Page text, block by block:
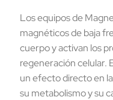
Los equipos de
magnéticos de baja
cuerpo y activan los
regeneración celular.
un efecto directo en
su metabolismo y su